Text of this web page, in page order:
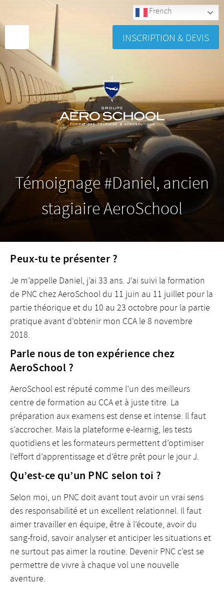
INSCRIPTION & DEVIS
Témoignage #Daniel, ancien
stagiaire AeroSchool
Peux-tu te présenter ?
Je m’appelle Daniel, j’ai 33 ans. J’ai suivi la formation
de PNC chez AeroSchool du 11 juin au 11 juillet pour la
partie théorique et du 10 au 23 octobre pour la partie
pratique avant d’obtenir mon CCA le 8 novembre
2018.
Parle nous de ton expérience chez
AeroSchool ?
AeroSchool est réputé comme l’un des meilleurs
centre de formation au CCA et à juste titre. La
préparation aux examens est dense et intense. Il faut
s’accrocher. Mais la plateforme e-learnig, les tests
quotidiens et les formateurs permettent d’optimiser
l’effort d’apprentissage et d’être prêt pour le jour J.
Qu’est-ce qu’un PNC selon toi ?
Selon moi, un PNC doit avant tout avoir un vrai sens
des responsabilité et un excellent relationnel. Il faut
aimer travailler en équipe, être à l’écoute, avoir du
sang-froid, savoir analyser et anticiper les situations et
ne surtout pas aimer la routine. Devenir PNC c’est se
permettre de vivre à chaque vol une nouvelle
aventure.
French